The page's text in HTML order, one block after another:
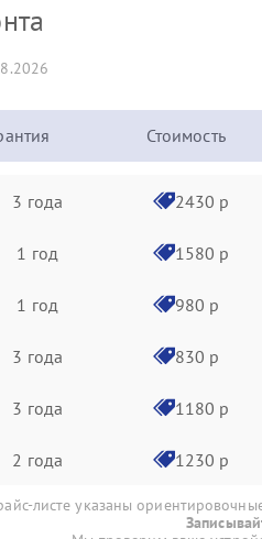
Стоимость
3 года 2430 р
1 год 1580 р
1 год 980 р
3 года 830 р
3 года 1180 р
2 года 1230 р
листе указаны